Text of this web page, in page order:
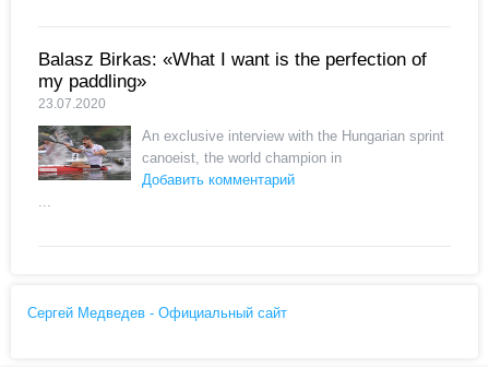
Balasz Birkas: «What I want is the perfection of
my paddling»
23.07.2020
An exclusive interview with the Hungarian sprint
canoeist, the world champion in
Добавить комментарий
Сергей Медведев - Официальный сайт